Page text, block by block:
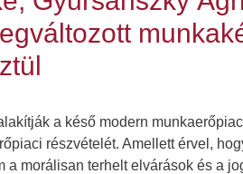
a késő modern
részvételét. Amellett érvel,
a morálisan terhelt elvárások és a